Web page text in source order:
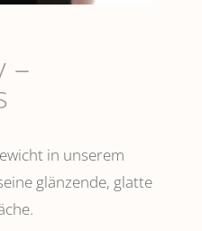
–
in unserem
glänzende, glatte